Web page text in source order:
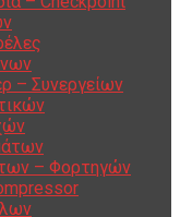
– Συνεργείων
– Φορτηγών